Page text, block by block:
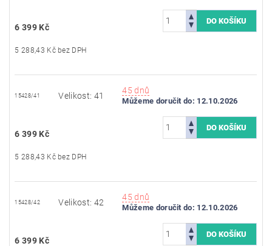
6 399 Kč
5 288,43 Kč bez DPH
15428/41 Velikost: 41
45 dnů
Můžeme doručit do: 12.10.2026
6 399 Kč
5 288,43 Kč bez DPH
15428/42 Velikost: 42
45 dnů
Můžeme doručit do: 12.10.2026
6 399 Kč